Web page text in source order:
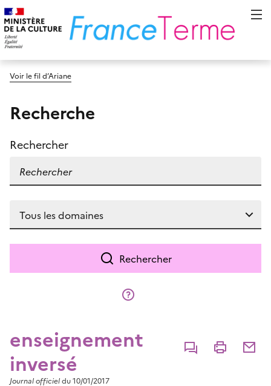
Voir le fil d’Ariane
Recherche
Rechercher
Rechercher
enseignement
inversé
CommenterImprimer
Journal officieldu 10/01/2017